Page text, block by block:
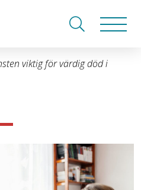
viktig för värdig död i